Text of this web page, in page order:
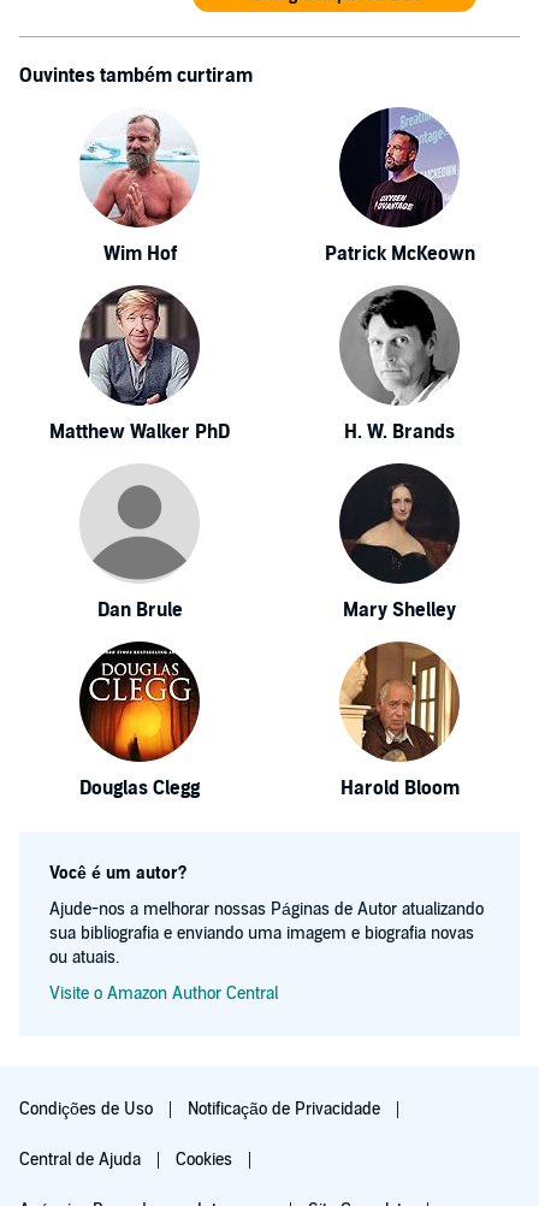
Ouvintes também curtiram
Wim Hof Patrick McKeown
Matthew Walker PhD H. W. Brands
Dan Brule Mary Shelley
Douglas Clegg Harold Bloom
Você é um autor?
Ajude-nos a melhorar nossas Páginas de Autor atualizando
sua bibliografia e enviando uma imagem e biografia novas
ou atuais.
Visite o Amazon Author Central
Condições de Uso Notificação de Privacidade
Central de Ajuda Cookies